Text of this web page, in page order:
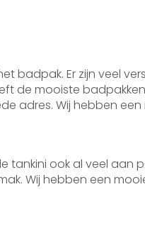
badpak. Er zijn veel
de mooiste
adres. Wij hebben
tankini ook al veel
Wij hebben een